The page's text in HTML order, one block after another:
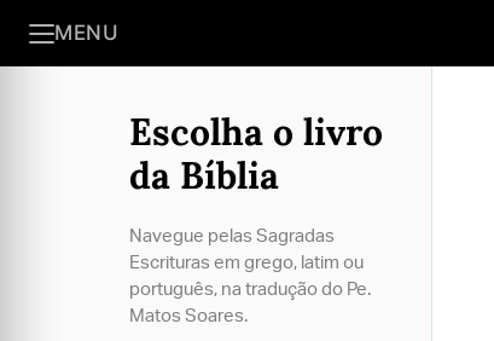
MENU
Escolha o livro
da Bíblia
Navegue pelas Sagradas
Escrituras em grego, latim ou
português, na tradução do Pe.
Matos Soares.